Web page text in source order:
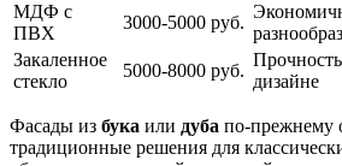
МДФ с
ПВХ
3000-5000 руб.
Закаленное
стекло
5000-8000 руб.
дизайне
Фасады из бука или дуба по-прежнему
традиционные решения для